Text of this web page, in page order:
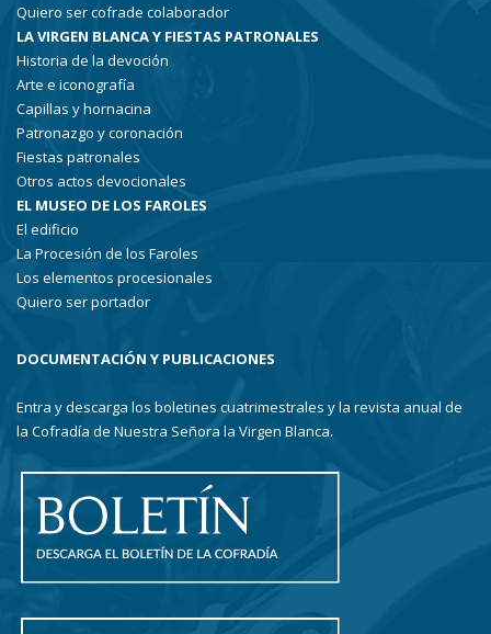
Quiero ser cofrade colaborador
LA VIRGEN BLANCA Y FIESTAS PATRONALES
Historia de la devoción
Arte e iconografía
Capillas y hornacina
Patronazgo y coronación
Fiestas patronales
Otros actos devocionales
EL MUSEO DE LOS FAROLES
El edificio
La Procesión de los Faroles
Los elementos procesionales
Quiero ser portador
DOCUMENTACIÓN Y PUBLICACIONES
Entra y descarga los boletines cuatrimestrales y la revista anual de
la Cofradía de Nuestra Señora la Virgen Blanca.